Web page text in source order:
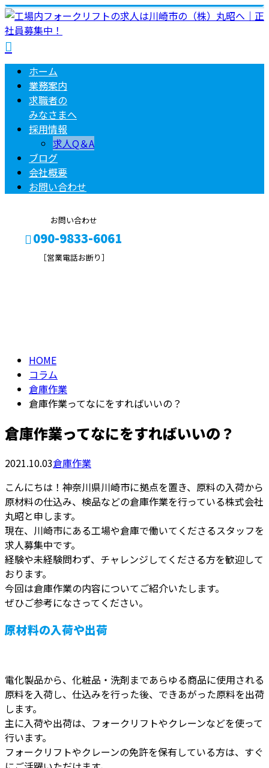
ホーム
業務案内
求職者の
みなさまへ
採用情報
求人Q＆A
ブログ
会社概要
お問い合わせ
お問い合わせ
090-9833-6061
［営業電話お断り］
HOME
コラム
倉庫作業
倉庫作業ってなにをすればいいの？
倉庫作業ってなにをすればいいの？
2021.10.03倉庫作業
こんにちは！神奈川県川崎市に拠点を置き、原料の入荷から
原材料の仕込み、検品などの倉庫作業を行っている株式会社
丸昭と申します。
現在、川崎市にある工場や倉庫で働いてくださるスタッフを
求人募集中です。
経験や未経験問わず、チャレンジしてくださる方を歓迎して
おります。
今回は倉庫作業の内容についてご紹介いたします。
ぜひご参考になさってください。
原材料の入荷や出荷
電化製品から、化粧品・洗剤まであらゆる商品に使用される
原料を入荷し、仕込みを行った後、できあがった原料を出荷
します。
主に入荷や出荷は、フォークリフトやクレーンなどを使って
行います。
フォークリフトやクレーンの免許を保有している方は、すぐ